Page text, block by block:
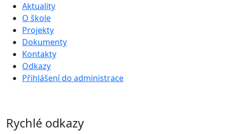
Aktuality
O škole
Projekty
Dokumenty
Kontakty
Odkazy
Přihlášení do administrace
Rychlé odkazy